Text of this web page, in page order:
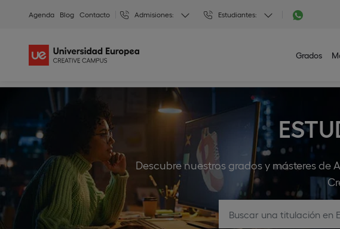
Agenda Blog Contacto Admisiones: Estudiantes:
Grados
Descubre nuestros grados y másteres